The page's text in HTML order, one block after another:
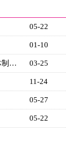
05-22
01-10
03-25
修复体制作有哪些？罗湖区爱康健口腔修复体制作如何预
11-24
05-27
05-22